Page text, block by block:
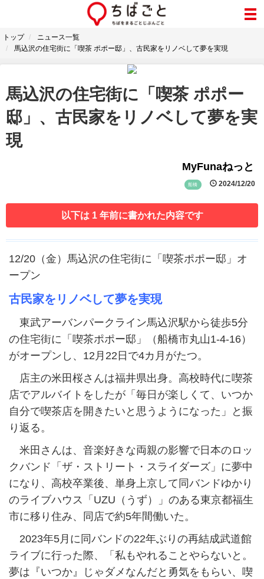
トップ
ニュース一覧
馬込沢の住宅街に「喫茶 ポポー邸」、古民家をリノベして夢を実現
馬込沢の住宅街に「喫茶 ポポー
邸」、古民家をリノベして夢を実
現
MyFunaねっと
船橋 2024/12/20
以下は 1 年前に書かれた内容です
12/20（金）馬込沢の住宅街に「喫茶ポポー邸」オ
ープン
古民家をリノベして夢を実現
東武アーバンパークライン馬込沢駅から徒歩5分
の住宅街に「喫茶ポポー邸」（船橋市丸山1-4-16）
がオープンし、12月22日で4カ月がたつ。
店主の米田桜さんは福井県出身。高校時代に喫茶
店でアルバイトをしたが「毎日が楽しくて、いつか
自分で喫茶店を開きたいと思うようになった」と振
り返る。
米田さんは、音楽好きな両親の影響で日本のロッ
クバンド「ザ・ストリート・スライダーズ」に夢中
になり、高校卒業後、単身上京して同バンドゆかり
のライブハウス「UZU（うず）」のある東京都福生
市に移り住み、同店で約5年間働いた。
2023年5月に同バンドの22年ぶりの再結成武道館
ライブに行った際、「私もやれることやらないと。
夢は『いつか』じゃダメなんだと勇気をもらい、喫